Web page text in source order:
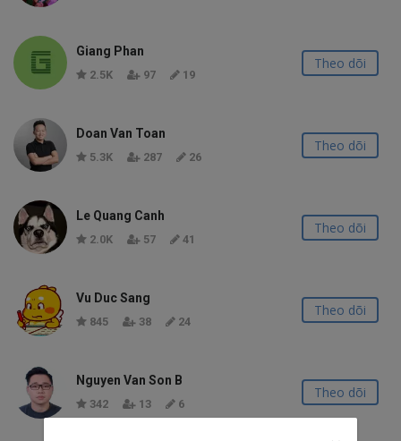
Giang Phan
2.5K 97 19
Theo dõi
Doan Van Toan
5.3K 287 26
Theo dõi
Le Quang Canh
2.0K 57 41
Theo dõi
Vu Duc Sang
845 38 24
Theo dõi
Nguyen Van Son B
342 13 6
Theo dõi